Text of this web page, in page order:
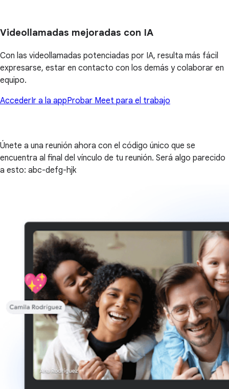
Videollamadas mejoradas con IA
Con las videollamadas potenciadas por IA, resulta más fácil
expresarse, estar en contacto con los demás y colaborar en
equipo.
AccederIr a la appProbar Meet para el trabajo
Únete a una reunión ahora con el código único que se
encuentra al final del vínculo de tu reunión. Será algo parecido
a esto: abc-defg-hjk